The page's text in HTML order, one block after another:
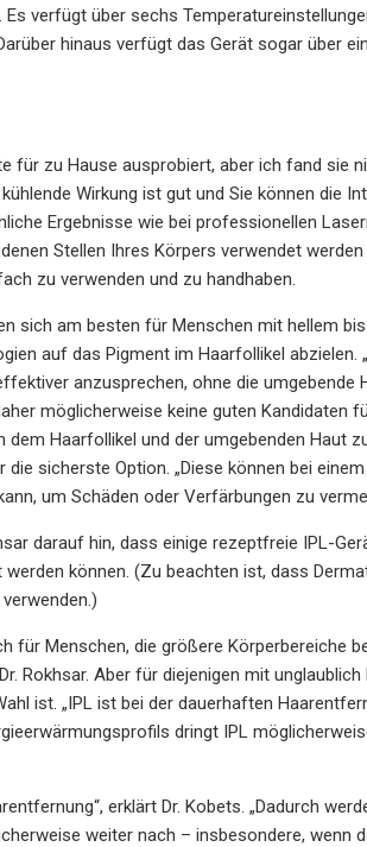
verfügt über sechs
hinaus verfügt das Gerät sogar über
für zu Hause ausprobiert, aber ich fand sie
Wirkung ist gut und Sie können die
Ergebnisse wie bei professionellen
Stellen Ihres Körpers verwendet
zu verwenden und zu handhaben.
sich am besten für Menschen mit hellem
auf das Pigment im Haarfollikel
anzusprechen, ohne die umgebende
möglicherweise keine guten Kandidaten
Haarfollikel und der umgebenden Haut
sicherste Option. „Diese können bei
um Schäden oder Verfärbungen zu
darauf hin, dass einige rezeptfreie IPL-
können. (Zu beachten ist, dass
für Menschen, die größere Körperbereiche
Rokhsar. Aber für diejenigen mit
ist. „IPL ist bei der dauerhaften
dringt IPL
erklärt Dr. Kobets. „Dadurch
weiter nach – insbesondere, wenn